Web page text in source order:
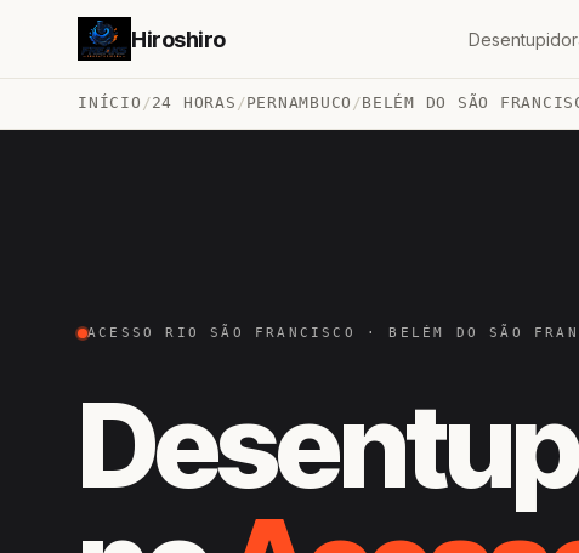
Hiroshiro
INÍCIO /24 HORAS /PERNAMBUCO /BELÉM DO SÃO
ACESSO RIO SÃO FRANCISCO · BELÉM DO SÃO